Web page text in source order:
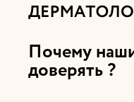
Почему
доверять ?